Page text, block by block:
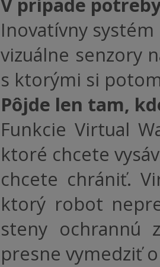
Inovatívny
vizuálne senzory
s ktorými si
Pôjde len tam,
Funkcie Virtual
ktoré chcete
chcete chrániť.
ktorý robot
steny ochrannú
presne vymedziť